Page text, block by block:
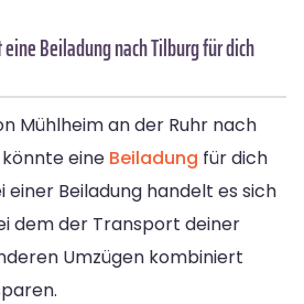
Beiladung nach Tilburg für dich
Mühlheim an der Ruhr nach
eine Beiladung für dich
einer Beiladung handelt es sich
dem der Transport deiner
Umzügen kombiniert